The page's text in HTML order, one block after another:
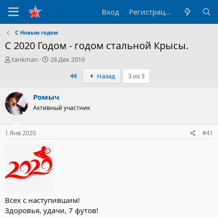
Вход Регистрация
С Новым годом
С 2020 Годом - годом стальной Крысы.
А
р
т
е
м
ы
tankman
Д
н
а
ч
28 Дек 2019
ПервыйНазад 3 из 3
Ромыч
Активный участник
1 Янв 2020 #41
Всех с наступившим!
Здоровья, удачи, 7 футов!